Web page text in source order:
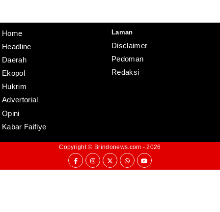
Home
Headline
Daerah
Ekopol
Hukrim
Advertorial
Opini
Kabar Faifiye
Laman
Disclaimer
Pedoman
Redaksi
Copyright © Brindonews.com - 2026